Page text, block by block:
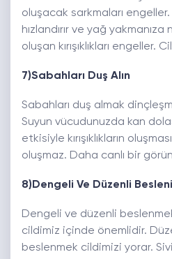
oluşacak sarkmaları engeller.
hızlandırır ve yağ
oluşan kırışıklıkları engeller.
7)Sabahları Duş Alın
Sabahları duş almak
Suyun vücudunuzda kan
etkisiyle kırışıklıkların
oluşmaz. Daha canlı bir
8)Dengeli Ve Düzenli
Dengeli ve düzenli beslenmek
cildimiz içinde önemlidir.
beslenmek cildimizi yorar.